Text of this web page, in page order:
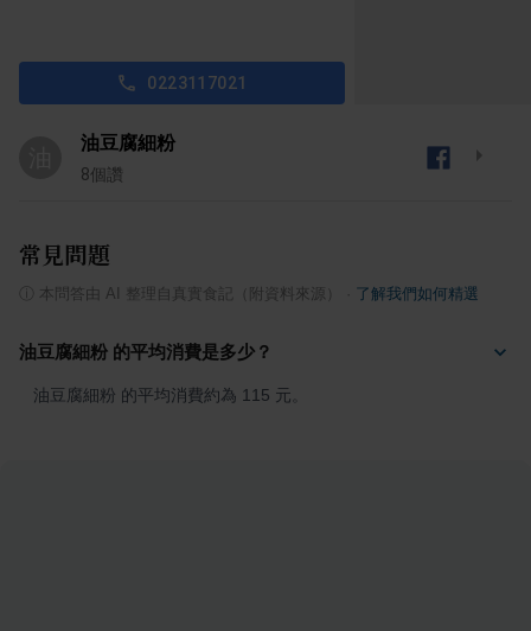
0223117021
油豆腐細粉
8個讚
常見問題
本問答由 AI 整理自真實食記（附資料來源） 了解我們如何精選
油豆腐細粉 的平均消費是多少？
油豆腐細粉 的平均消費約為 115 元。